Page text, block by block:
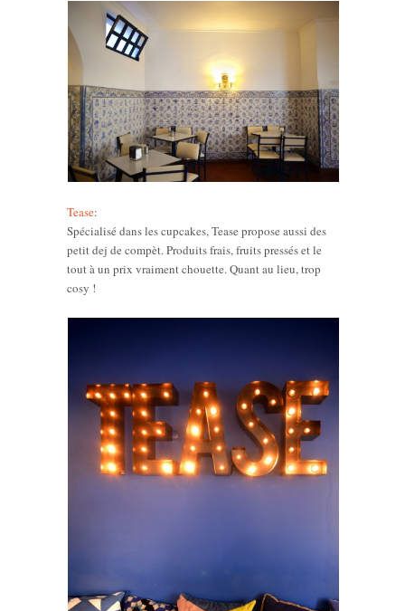
Tease:
Spécialisé dans les cupcakes, Tease propose aussi des
petit dej de compèt. Produits frais, fruits pressés et le
tout à un prix vraiment chouette. Quant au lieu, trop
cosy !